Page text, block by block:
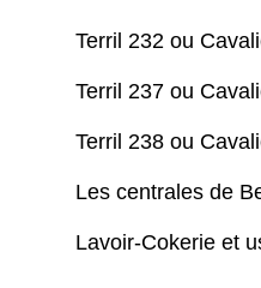
Terril 232 ou
Terril 237 ou
Terril 238 ou
Les centrales de
Lavoir-Cokerie et